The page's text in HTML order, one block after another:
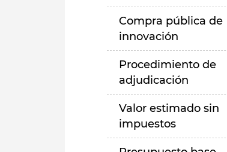
Compra pública de
innovación
Procedimiento de
adjudicación
Valor estimado sin
impuestos